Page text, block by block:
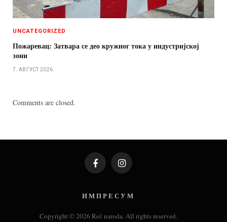
UNCATEGORIZED
Пожаревац: Затвара се део кружног тока у индустријској
зони
7. АВГУСТ 2026.
Comments are closed.
FacebookInstagram
И М П Р Е С У М
Copyright © 2026 Reč naroda. All rights reserved.